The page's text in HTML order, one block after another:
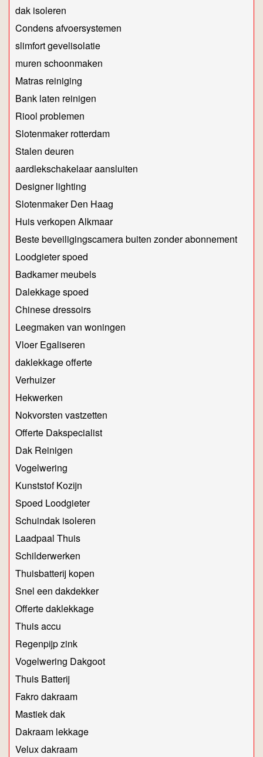
dak isoleren
Condens afvoersystemen
slimfort gevelisolatie
muren schoonmaken
Matras reiniging
Bank laten reinigen
Riool problemen
Slotenmaker rotterdam
Stalen deuren
aardlekschakelaar aansluiten
Designer lighting
Slotenmaker Den Haag
Huis verkopen Alkmaar
Beste beveiligingscamera buiten zonder abonnement
Loodgieter spoed
Badkamer meubels
Dalekkage spoed
Chinese dressoirs
Leegmaken van woningen
Vloer Egaliseren
daklekkage offerte
Verhuizer
Hekwerken
Nokvorsten vastzetten
Offerte Dakspecialist
Dak Reinigen
Vogelwering
Kunststof Kozijn
Spoed Loodgieter
Schuindak isoleren
Laadpaal Thuis
Schilderwerken
Thuisbatterij kopen
Snel een dakdekker
Offerte daklekkage
Thuis accu
Regenpijp zink
Vogelwering Dakgoot
Thuis Batterij
Fakro dakraam
Mastiek dak
Dakraam lekkage
Velux dakraam